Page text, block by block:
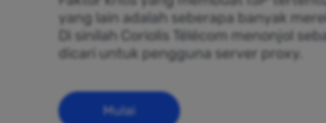
yang lain adalah seberapa banyak
Di sinilah Coriolis Télécom menonjol
dicari untuk pengguna server proxy.
Mulai